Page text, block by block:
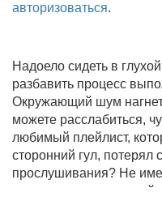
авторизоваться.
Надоело сидеть в
разбавить процесс
Окружающий шум
можете расслабиться,
любимый плейлист,
сторонний гул, потерял
прослушивания? Не
представления, где